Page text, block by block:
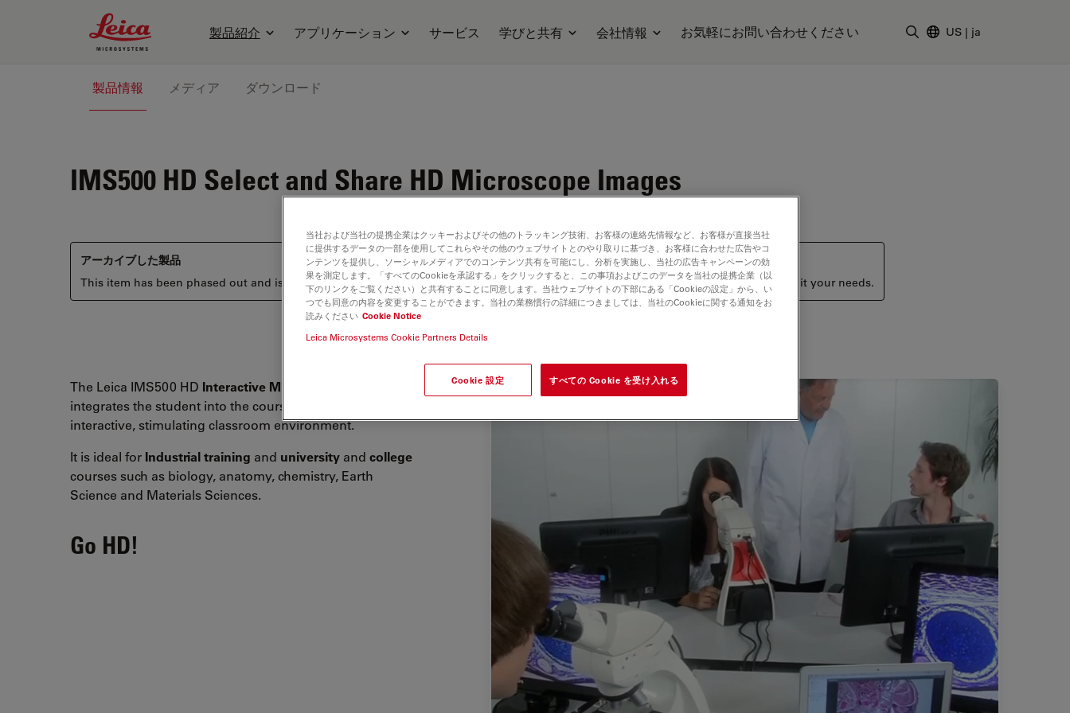
Leica Microsystems Logo
製品紹介 アプリケーション サービス 学びと共有 会社情報 お気軽にお問い合わせください US | ja
製品情報 メディア ダウンロード
IMS500 HD Select and Share HD Microscope Images
アーカイブした製品
This item has been phased out and is no longer available. Please contact us to enquire about recent alternative products that may suit your needs.
The Leica IMS500 HD Interactive Microscopy System
integrates the student into the coursework providing an
interactive, stimulating classroom environment.
It is ideal for Industrial training and university and college
courses such as biology, anatomy, chemistry, Earth
Science and Materials Sciences.
Go HD!
当社および当社の提携企業はクッキーおよびその他のトラッキング技術、お客様の連絡先情報など、お客様が直接当社
に提供するデータの一部を使用してこれらやその他のウェブサイトとのやり取りに基づき、お客様に合わせた広告やコ
ンテンツを提供し、ソーシャルメディアでのコンテンツ共有を可能にし、分析を実施し、当社の広告キャンペーンの効
果を測定します。「すべてのCookieを承認する」をクリックすると、この事項およびこのデータを当社の提携企業（以
下のリンクをご覧ください）と共有することに同意します。当社ウェブサイトの下部にある「Cookieの設定」から、い
つでも同意の内容を変更することができます。当社の業務慣行の詳細につきましては、当社のCookieに関する通知をお
読みください Cookie Notice
Leica Microsystems Cookie Partners Details
Cookie 設定 すべての Cookie を受け入れる